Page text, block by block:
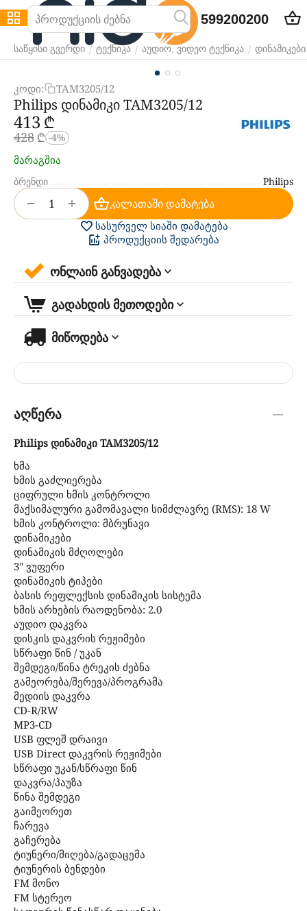
599200200
საწყისი გვერდი / ტექნიკა / აუდიო, ვიდეო ტექნიკა / დინამიკები
კოდი: TAM3205/12
Philips დინამიკი TAM3205/12
‍413‍ ₾
‍428‍ ₾ -4%
მარაგშია
ბრენდი Philips
+
− კალათაში დამატება
სასურველ სიაში დამატება
პროდუქციის შედარება
ონლაინ განვადება
გადახდის მეთოდები
მიწოდება
აღწერა
Philips დინამიკი TAM3205/12
ხმა
ხმის გაძლიერება
ციფრული ხმის კონტროლი
მაქსიმალური გამომავალი სიმძლავრე (RMS): 18 W
ხმის კონტროლი: მბრუნავი
დინამიკები
დინამიკის მძღოლები
3" ვუფერი
დინამიკის ტიპები
ბასის რეფლექსის დინამიკის სისტემა
ხმის არხების რაოდენობა: 2.0
აუდიო დაკვრა
დისკის დაკვრის რეჟიმები
სწრაფი წინ / უკან
შემდეგი/წინა ტრეკის ძებნა
გამეორება/შერევა/პროგრამა
მედიის დაკვრა
CD-R/RW
MP3-CD
USB ფლეშ დრაივი
USB Direct დაკვრის რეჟიმები
სწრაფი უკან/სწრაფი წინ
დაკვრა/პაუზა
წინა შემდეგი
გაიმეორეთ
ჩარევა
გაჩერება
ტიუნერი/მიღება/გადაცემა
ტიუნერის ბენდები
FM მონო
FM სტერეო